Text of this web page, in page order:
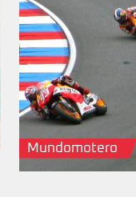
Mundomotero